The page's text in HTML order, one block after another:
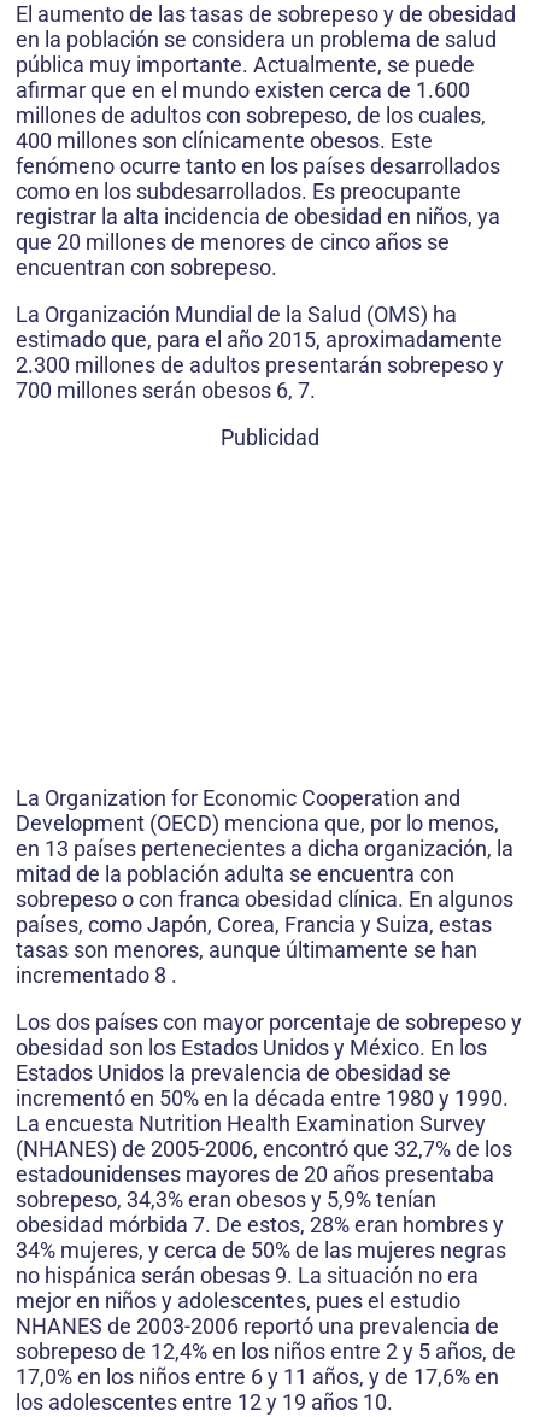
El aumento de las tasas de sobrepeso y de obesidad
en la población se considera un problema de salud
pública muy importante. Actualmente, se puede
afirmar que en el mundo existen cerca de 1.600
millones de adultos con sobrepeso, de los cuales,
400 millones son clínicamente obesos. Este
fenómeno ocurre tanto en los países desarrollados
como en los subdesarrollados. Es preocupante
registrar la alta incidencia de obesidad en niños, ya
que 20 millones de menores de cinco años se
encuentran con sobrepeso.
La Organización Mundial de la Salud (OMS) ha
estimado que, para el año 2015, aproximadamente
2.300 millones de adultos presentarán sobrepeso y
700 millones serán obesos 6, 7.
Publicidad
La Organization for Economic Cooperation and
Development (OECD) menciona que, por lo menos,
en 13 países pertenecientes a dicha organización, la
mitad de la población adulta se encuentra con
sobrepeso o con franca obesidad clínica. En algunos
países, como Japón, Corea, Francia y Suiza, estas
tasas son menores, aunque últimamente se han
incrementado 8 .
Los dos países con mayor porcentaje de sobrepeso y
obesidad son los Estados Unidos y México. En los
Estados Unidos la prevalencia de obesidad se
incrementó en 50% en la década entre 1980 y 1990.
La encuesta Nutrition Health Examination Survey
(NHANES) de 2005-2006, encontró que 32,7% de los
estadounidenses mayores de 20 años presentaba
sobrepeso, 34,3% eran obesos y 5,9% tenían
obesidad mórbida 7. De estos, 28% eran hombres y
34% mujeres, y cerca de 50% de las mujeres negras
no hispánica serán obesas 9. La situación no era
mejor en niños y adolescentes, pues el estudio
NHANES de 2003-2006 reportó una prevalencia de
sobrepeso de 12,4% en los niños entre 2 y 5 años, de
17,0% en los niños entre 6 y 11 años, y de 17,6% en
los adolescentes entre 12 y 19 años 10.